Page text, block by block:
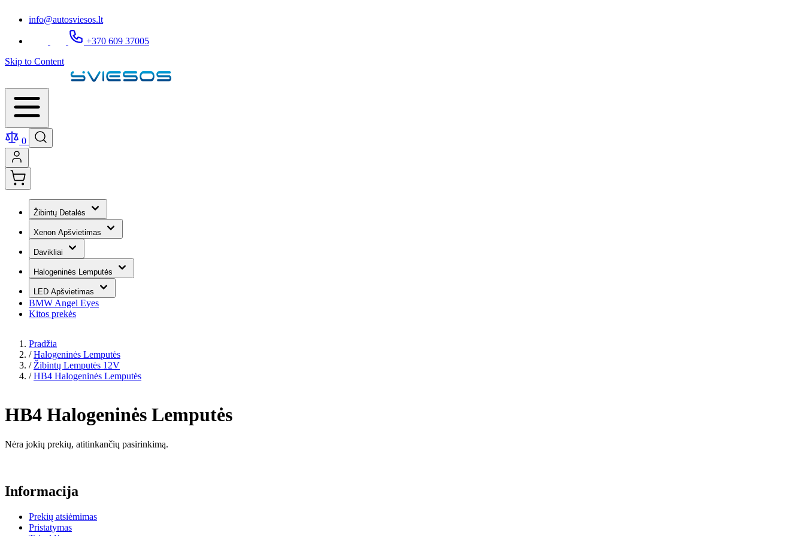
info@autosviesos.lt
+370 609 37005
Skip to Content
0
Žibintų Detalės
Xenon Apšvietimas
Davikliai
Halogeninės Lemputės
LED Apšvietimas
BMW Angel Eyes
Kitos prekės
Pradžia
/ Halogeninės Lemputės
/ Žibintų Lemputės 12V
/ HB4 Halogeninės Lemputės
HB4 Halogeninės Lemputės
Nėra jokių prekių, atitinkančių pasirinkimą.
Informacija
Prekių atsiėmimas
Pristatymas